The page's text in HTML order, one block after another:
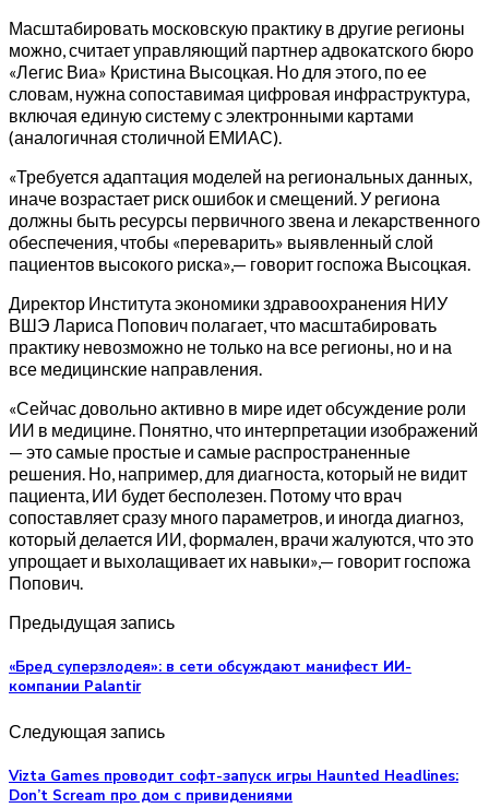
Масштабировать московскую практику в другие регионы
можно, считает управляющий партнер адвокатского бюро
«Легис Виа» Кристина Высоцкая. Но для этого, по ее
словам, нужна сопоставимая цифровая инфраструктура,
включая единую систему с электронными картами
(аналогичная столичной ЕМИАС).
«Требуется адаптация моделей на региональных данных,
иначе возрастает риск ошибок и смещений. У региона
должны быть ресурсы первичного звена и лекарственного
обеспечения, чтобы «переварить» выявленный слой
пациентов высокого риска»,— говорит госпожа Высоцкая.
Директор Института экономики здравоохранения НИУ
ВШЭ Лариса Попович полагает, что масштабировать
практику невозможно не только на все регионы, но и на
все медицинские направления.
«Сейчас довольно активно в мире идет обсуждение роли
ИИ в медицине. Понятно, что интерпретации изображений
— это самые простые и самые распространенные
решения. Но, например, для диагноста, который не видит
пациента, ИИ будет бесполезен. Потому что врач
сопоставляет сразу много параметров, и иногда диагноз,
который делается ИИ, формален, врачи жалуются, что это
упрощает и выхолащивает их навыки»,— говорит госпожа
Попович.
Предыдущая запись
«Бред суперзлодея»: в сети обсуждают манифест ИИ-
компании Palantir
Следующая запись
Vizta Games проводит софт-запуск игры Haunted Headlines:
Don’t Scream про дом с привидениями